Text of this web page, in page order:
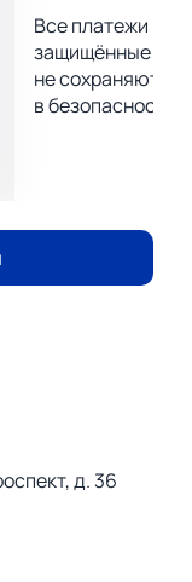
Все платежи
защищённые
не сохраняются
в безопасности.
д. 36